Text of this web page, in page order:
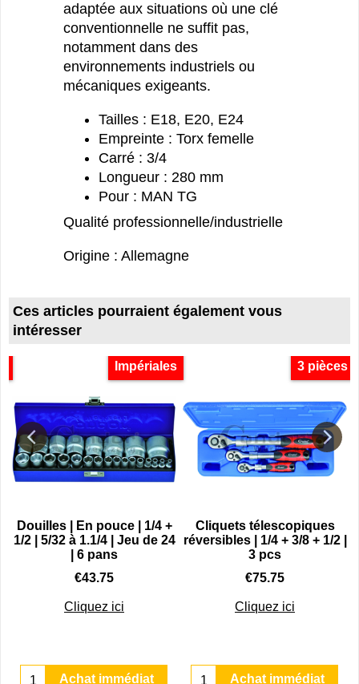
adaptée aux situations où une clé
conventionnelle ne suffit pas,
notamment dans des
environnements industriels ou
mécaniques exigeants.
Tailles : E18, E20, E24
Empreinte : Torx femelle
Carré : 3/4
Longueur : 280 mm
Pour : MAN TG
Qualité professionnelle/industrielle
Origine : Allemagne
Ces articles pourraient également vous
intéresser
Impériales
Douilles | En pouce | 1/4 +
1/2 | 5/32 à 1.1/4 | Jeu de 24
| 6 pans
€43.75
Cliquez ici
Achat immédiat
3 pièces
Cliquets télescopiques
réversibles | 1/4 + 3/8 + 1/2 |
3 pcs
€75.75
Cliquez ici
Achat immédiat